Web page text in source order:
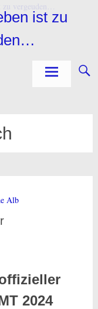
ist zu
2024